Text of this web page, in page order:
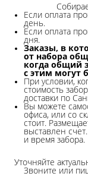
Если оплата
день.
Если оплата
дня.
Заказы, в
от набора
когда общий
с этим могут
При условии,
стоимость
доставки по
Вы можете
офиса, или со
стоит.
выставлен
и время забора.
Уточняйте
Звоните или